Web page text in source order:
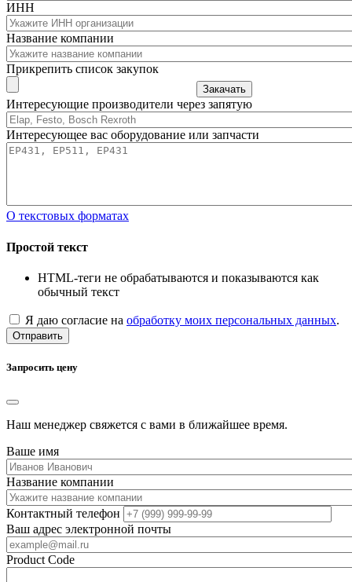
ИНН
Название компании
Прикрепить список закупок
Закачать
Интересующие производители через запятую
Интересующее вас оборудование или запчасти
О текстовых форматах
Простой текст
HTML-теги не обрабатываются и показываются как
обычный текст
Я даю согласие на обработку моих персональных данных.
Отправить
Запросить цену
Наш менеджер свяжется с вами в ближайшее время.
Ваше имя
Название компании
Контактный телефон
Ваш адрес электронной почты
Product Code